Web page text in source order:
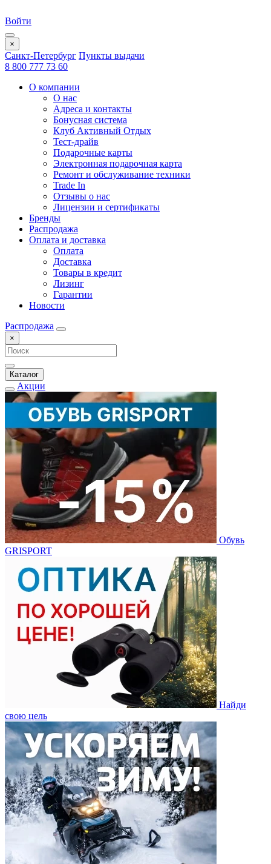
Войти
×
Санкт-Петербург Пункты выдачи
8 800 777 73 60
О компании
О нас
Адреса и контакты
Бонусная система
Клуб Активный Отдых
Тест-драйв
Подарочные карты
Электронная подарочная карта
Ремонт и обслуживание техники
Trade In
Отзывы о нас
Лицензии и сертификаты
Бренды
Распродажа
Оплата и доставка
Оплата
Доставка
Товары в кредит
Лизинг
Гарантии
Новости
Распродажа
×
Каталог
Акции
Обувь
GRISPORT
Найди
свою цель